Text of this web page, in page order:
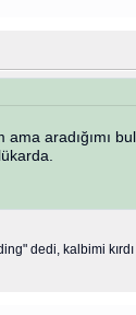
aradığımı
dedi, kalbimi kırdı